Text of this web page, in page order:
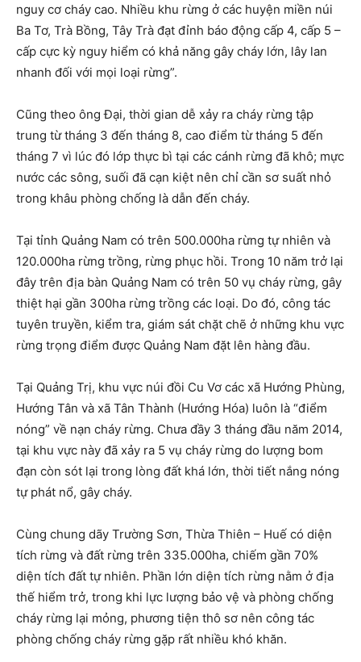
nguy cơ cháy cao. Nhiều khu rừng ở các huyện miền núi
Ba Tơ, Trà Bồng, Tây Trà đạt đỉnh báo động cấp 4, cấp 5 –
cấp cực kỳ nguy hiểm có khả năng gây cháy lớn, lây lan
nhanh đối với mọi loại rừng”.
Cũng theo ông Đại, thời gian dễ xảy ra cháy rừng tập
trung từ tháng 3 đến tháng 8, cao điểm từ tháng 5 đến
tháng 7 vì lúc đó lớp thực bì tại các cánh rừng đã khô; mực
nước các sông, suối đã cạn kiệt nên chỉ cần sơ suất nhỏ
trong khâu phòng chống là dẫn đến cháy.
Tại tỉnh Quảng Nam có trên 500.000ha rừng tự nhiên và
120.000ha rừng trồng, rừng phục hồi. Trong 10 năm trở lại
đây trên địa bàn Quảng Nam có trên 50 vụ cháy rừng, gây
thiệt hại gần 300ha rừng trồng các loại. Do đó, công tác
tuyên truyền, kiểm tra, giám sát chặt chẽ ở những khu vực
rừng trọng điểm được Quảng Nam đặt lên hàng đầu.
Tại Quảng Trị, khu vực núi đồi Cu Vơ các xã Hướng Phùng,
Hướng Tân và xã Tân Thành (Hướng Hóa) luôn là “điểm
nóng” về nạn cháy rừng. Chưa đầy 3 tháng đầu năm 2014,
tại khu vực này đã xảy ra 5 vụ cháy rừng do lượng bom
đạn còn sót lại trong lòng đất khá lớn, thời tiết nắng nóng
tự phát nổ, gây cháy.
Cùng chung dãy Trường Sơn, Thừa Thiên – Huế có diện
tích rừng và đất rừng trên 335.000ha, chiếm gần 70%
diện tích đất tự nhiên. Phần lớn diện tích rừng nằm ở địa
thế hiểm trở, trong khi lực lượng bảo vệ và phòng chống
cháy rừng lại mỏng, phương tiện thô sơ nên công tác
phòng chống cháy rừng gặp rất nhiều khó khăn.